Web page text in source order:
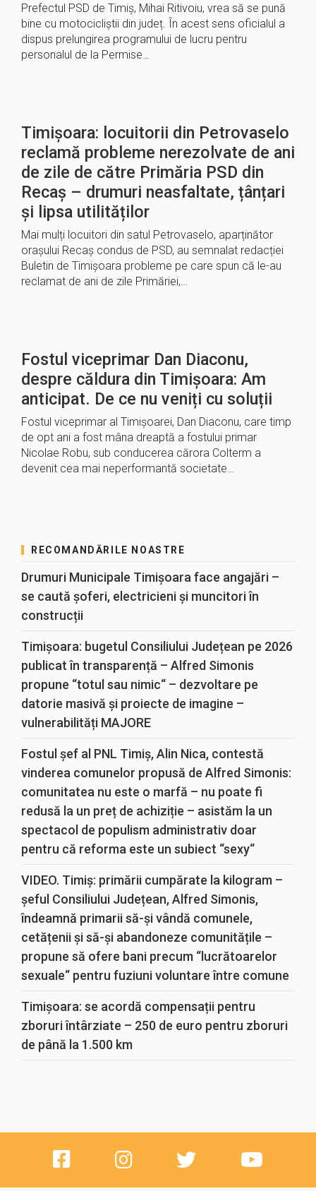
Prefectul PSD de Timiș, Mihai Ritivoiu, vrea să se pună
bine cu motocicliștii din județ. În acest sens oficialul a
dispus prelungirea programului de lucru pentru
personalul de la Permise…
Timișoara: locuitorii din Petrovaselo
reclamă probleme nerezolvate de ani
de zile de către Primăria PSD din
Recaș – drumuri neasfaltate, țânțari
și lipsa utilităților
Mai mulți locuitori din satul Petrovaselo, aparținător
orașului Recaș condus de PSD, au semnalat redacției
Buletin de Timișoara probleme pe care spun că le-au
reclamat de ani de zile Primăriei,…
Fostul viceprimar Dan Diaconu,
despre căldura din Timișoara: Am
anticipat. De ce nu veniți cu soluții
Fostul viceprimar al Timișoarei, Dan Diaconu, care timp
de opt ani a fost mâna dreaptă a fostului primar
Nicolae Robu, sub conducerea cărora Colterm a
devenit cea mai neperformantă societate…
RECOMANDĂRILE NOASTRE
Drumuri Municipale Timișoara face angajări –
se caută șoferi, electricieni și muncitori în
construcții
Timișoara: bugetul Consiliului Județean pe 2026
publicat în transparență – Alfred Simonis
propune “totul sau nimic“ – dezvoltare pe
datorie masivă și proiecte de imagine –
vulnerabilități MAJORE
Fostul șef al PNL Timiș, Alin Nica, contestă
vinderea comunelor propusă de Alfred Simonis:
comunitatea nu este o marfă – nu poate fi
redusă la un preț de achiziție – asistăm la un
spectacol de populism administrativ doar
pentru că reforma este un subiect “sexy“
VIDEO. Timiș: primării cumpărate la kilogram –
șeful Consiliului Județean, Alfred Simonis,
îndeamnă primarii să-și vândă comunele,
cetățenii și să-și abandoneze comunitățile –
propune să ofere bani precum “lucrătoarelor
sexuale“ pentru fuziuni voluntare între comune
Timișoara: se acordă compensații pentru
zboruri întârziate – 250 de euro pentru zboruri
de până la 1.500 km